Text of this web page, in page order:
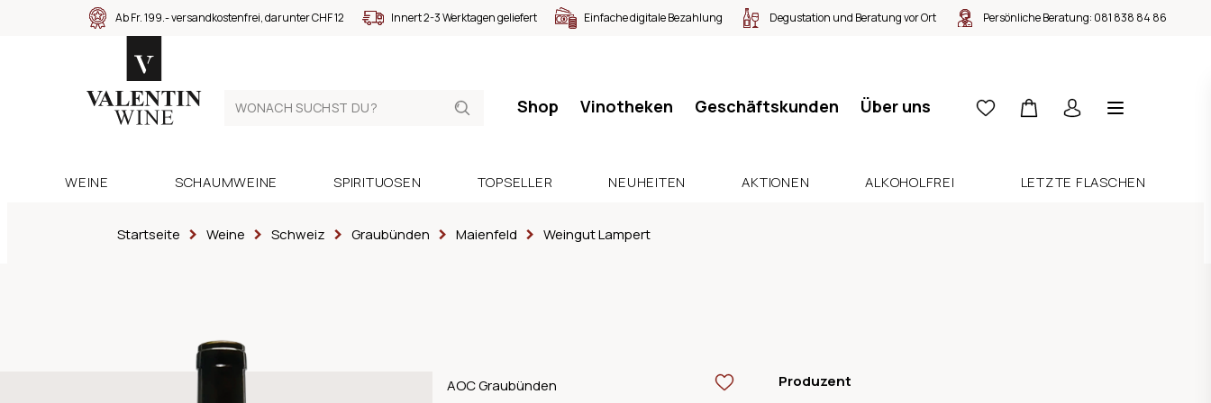
Ab Fr. 199.- versandkostenfrei, darunter CHF 12 Innert 2-3 Werktagen geliefert Einfache digitale Bezahlung Degustation und Beratung vor Ort Persönliche Beratung: 081 838 84 86
Shop Vinotheken Geschäftskunden Über uns
WEINE SCHAUMWEINE SPIRITUOSEN TOPSELLER NEUHEITEN AKTIONEN ALKOHOLFREI LETZTE FLASCHEN
Startseite Weine Schweiz Graubünden Maienfeld Weingut Lampert
AOC Graubünden
Produzent